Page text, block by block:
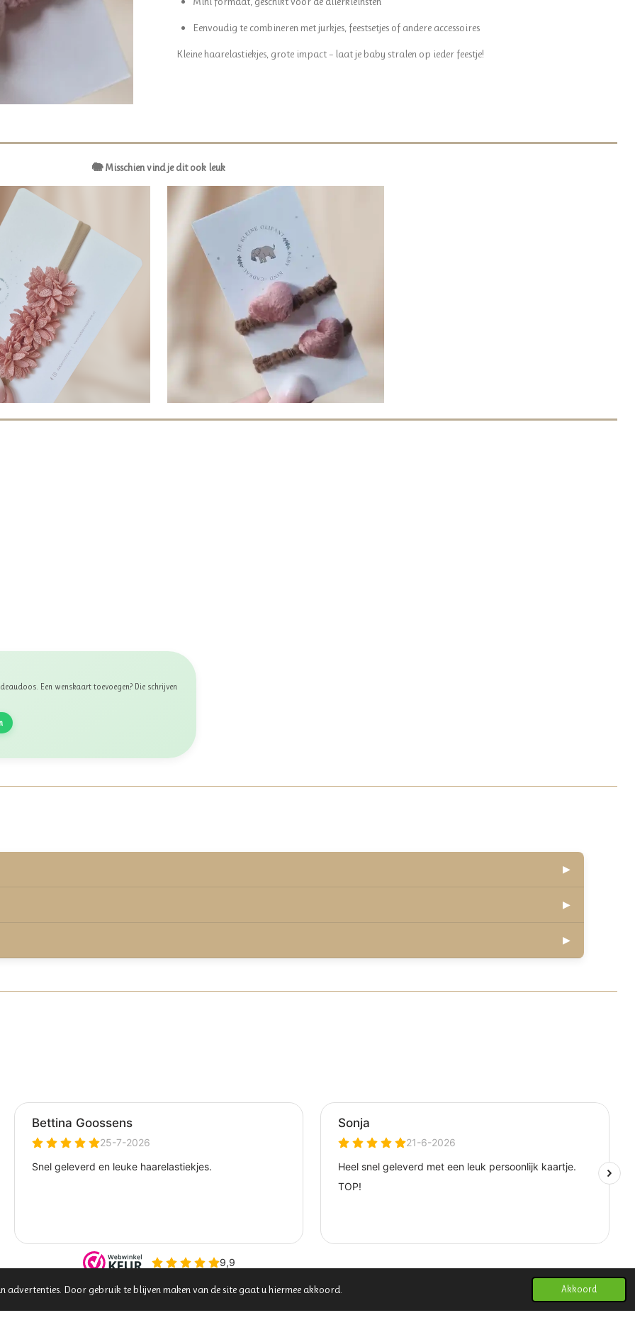
Door gebruik te blijven maken van de site gaat u hiermee akkoord. Akkoord
Eenvoudig te combineren met jurkjes, feestsetjes of andere accessoires
Kleine haarelastiekjes, grote impact – laat je baby stralen op ieder feestje!
🐘 Misschien vind je dit ook leuk
Een wenskaart toevoegen? Die schrijven
▶
▶
▶